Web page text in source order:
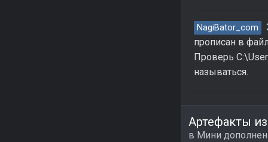
NagiBator_com
прописан в
Проверь
называться.
Артефакты
в Мини